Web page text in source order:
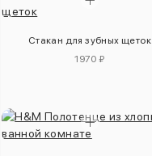
Стакан для зубных щеток
1970 ₽